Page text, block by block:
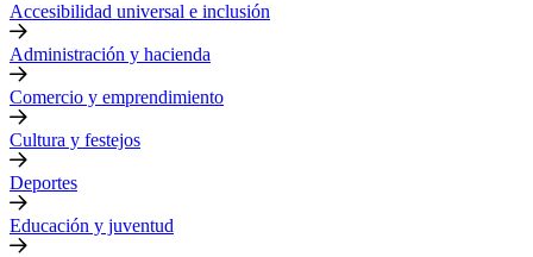
Accesibilidad universal e inclusión
Administración y hacienda
Comercio y emprendimiento
Cultura y festejos
Deportes
Educación y juventud